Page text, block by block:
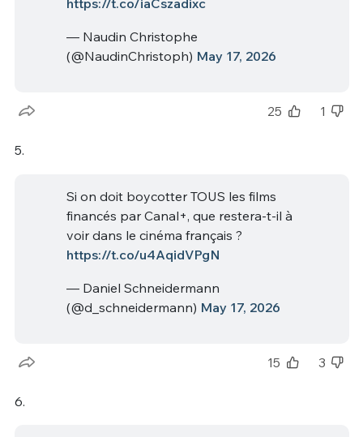
— Naudin Christophe
(@NaudinChristoph) May 17, 2026
25 1
5.
Si on doit boycotter TOUS les films
financés par Canal+, que restera-t-il à
voir dans le cinéma français ?
https://t.co/u4AqidVPgN
— Daniel Schneidermann
(@d_schneidermann) May 17, 2026
15 3
6.